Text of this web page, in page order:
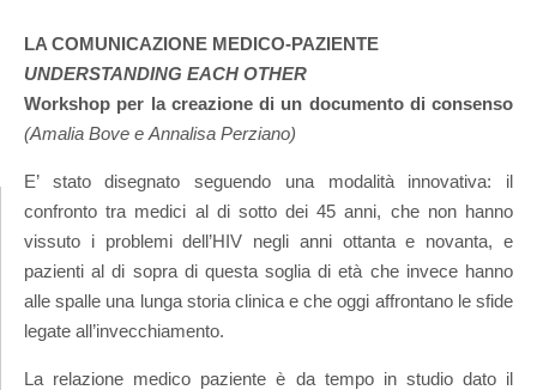
LA COMUNICAZIONE MEDICO-PAZIENTE
UNDERSTANDING EACH OTHER
Workshop per la creazione di un documento di consenso
(Amalia Bove e Annalisa Perziano)
E’ stato disegnato seguendo una modalità innovativa: il
confronto tra medici al di sotto dei 45 anni, che non hanno
vissuto i problemi dell’HIV negli anni ottanta e novanta, e
pazienti al di sopra di questa soglia di età che invece hanno
alle spalle una lunga storia clinica e che oggi affrontano le sfide
legate all’invecchiamento.
La relazione medico paziente è da tempo in studio dato il